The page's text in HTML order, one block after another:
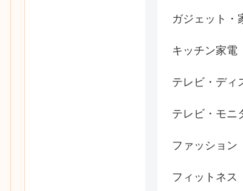
ガジェット・
キッチン家電
テレビ・ディ
テレビ・モニ
ファッション
フィットネス